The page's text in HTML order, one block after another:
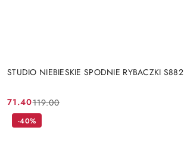
STUDIO NIEBIESKIE SPODNIE RYBACZKI S882
Cena
promocyjna:
71.40
Cena
przed
119.00
-40%